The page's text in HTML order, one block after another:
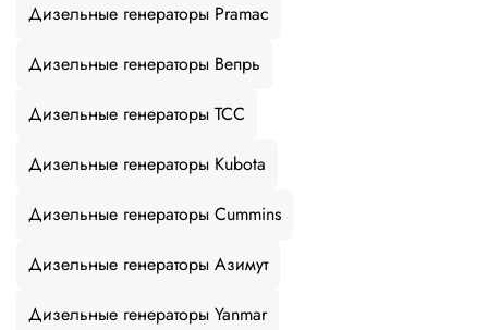
Дизельные генераторы Pramac
Дизельные генераторы Вепрь
Дизельные генераторы ТСС
Дизельные генераторы Kubota
Дизельные генераторы Cummins
Дизельные генераторы Азимут
Дизельные генераторы Yanmar